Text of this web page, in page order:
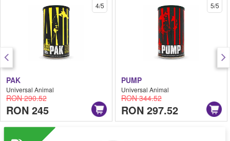
PAK
Universal Animal
RON 290.52
RON 245
4/5
PUMP
Universal Animal
RON 344.52
RON 297.52
5/5